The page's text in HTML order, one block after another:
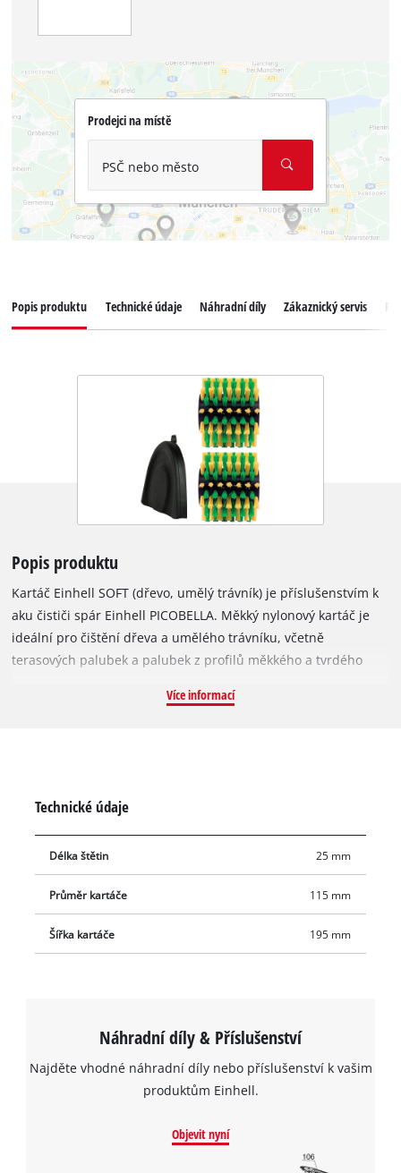
Prodejci na místě
PSČ nebo město
Popis produktu Technické údaje Náhradní díly Zákaznický servis
Popis produktu
Kartáč Einhell SOFT (dřevo, umělý trávník) je příslušenstvím k
aku čističi spár Einhell PICOBELLA. Měkký nylonový kartáč je
ideální pro čištění dřeva a umělého trávníku, včetně
terasových palubek a palubek z profilů měkkého a tvrdého
zvednou je do vzpřímené polohy, takže umělý trávník opět
Více informací
Technické údaje
Délka štětin 25 mm
Průměr kartáče 115 mm
Šířka kartáče 195 mm
Náhradní díly & Příslušenství
Najděte vhodné náhradní díly nebo příslušenství k vašim
produktům Einhell.
Objevit nyní